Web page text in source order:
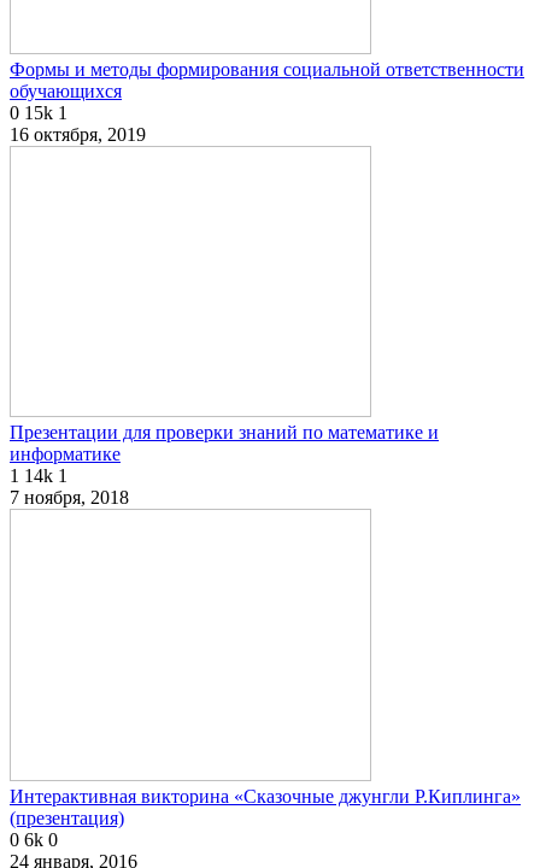
Формы и методы формирования социальной ответственности
обучающихся
0 15k 1
16 октября, 2019
Презентации для проверки знаний по математике и
информатике
1 14k 1
7 ноября, 2018
Интерактивная викторина «Сказочные джунгли Р.Киплинга»
(презентация)
0 6k 0
24 января, 2016